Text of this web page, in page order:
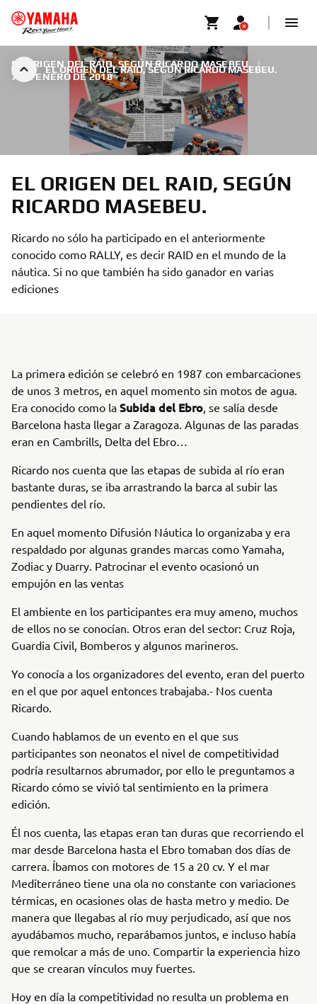
EL ORIGEN DEL RAID, SEGÚN RICARDO MASEBEU.
EL ORIGEN DEL RAID, SEGÚN RICARDO MASEBEU.
|
7 DE ENERO DE 2018
EL ORIGEN DEL RAID, SEGÚN
RICARDO MASEBEU.
Ricardo no sólo ha participado en el anteriormente
conocido como RALLY, es decir RAID en el mundo de la
náutica. Si no que también ha sido ganador en varias
ediciones
La primera edición se celebró en 1987 con embarcaciones
de unos 3 metros, en aquel momento sin motos de agua.
Era conocido como la Subida del Ebro, se salía desde
Barcelona hasta llegar a Zaragoza. Algunas de las paradas
eran en Cambrills, Delta del Ebro…
Ricardo nos cuenta que las etapas de subida al río eran
bastante duras, se iba arrastrando la barca al subir las
pendientes del río.
En aquel momento Difusión Náutica lo organizaba y era
respaldado por algunas grandes marcas como Yamaha,
Zodiac y Duarry. Patrocinar el evento ocasionó un
empujón en las ventas
El ambiente en los participantes era muy ameno, muchos
de ellos no se conocían. Otros eran del sector: Cruz Roja,
Guardia Civil, Bomberos y algunos marineros.
Yo conocía a los organizadores del evento, eran del puerto
en el que por aquel entonces trabajaba.- Nos cuenta
Ricardo.
Cuando hablamos de un evento en el que sus
participantes son neonatos el nivel de competitividad
podría resultarnos abrumador, por ello le preguntamos a
Ricardo cómo se vivió tal sentimiento en la primera
edición.
Él nos cuenta, las etapas eran tan duras que recorriendo el
mar desde Barcelona hasta el Ebro tomaban dos días de
carrera. Íbamos con motores de 15 a 20 cv. Y el mar
Mediterráneo tiene una ola no constante con variaciones
térmicas, en ocasiones olas de hasta metro y medio. De
manera que llegabas al río muy perjudicado, así que nos
ayudábamos mucho, reparábamos juntos, e incluso había
que remolcar a más de uno. Compartir la experiencia hizo
que se crearan vínculos muy fuertes.
Hoy en día la competitividad no resulta un problema en